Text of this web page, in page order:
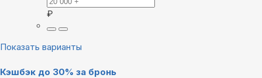
₽
Показать варианты
Кэшбэк до 30% за бронь